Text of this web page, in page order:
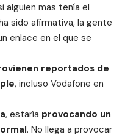
alguien mas tenía el
sido afirmativa, la gente
enlace en el que se
reportados de
, incluso Vodafone en
, estaría provocando un
. No llega a provocar